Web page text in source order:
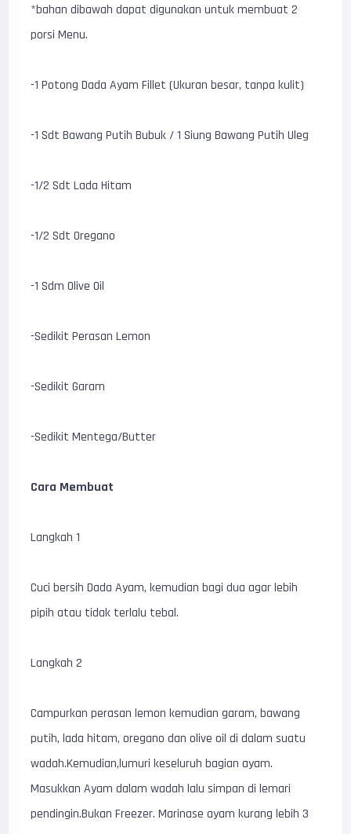
*bahan dibawah dapat digunakan untuk membuat 2
porsi Menu.
-1 Potong Dada Ayam Fillet (Ukuran besar, tanpa kulit)
-1 Sdt Bawang Putih Bubuk / 1 Siung Bawang Putih Uleg
-1/2 Sdt Lada Hitam
-1/2 Sdt Oregano
-1 Sdm Olive Oil
-Sedikit Perasan Lemon
-Sedikit Garam
-Sedikit Mentega/Butter
Cara Membuat
Langkah 1
Cuci bersih Dada Ayam, kemudian bagi dua agar lebih
pipih atau tidak terlalu tebal.
Langkah 2
Campurkan perasan lemon kemudian garam, bawang
putih, lada hitam, oregano dan olive oil di dalam suatu
wadah.Kemudian,lumuri keseluruh bagian ayam.
Masukkan Ayam dalam wadah lalu simpan di lemari
pendingin.Bukan Freezer. Marinase ayam kurang lebih 3